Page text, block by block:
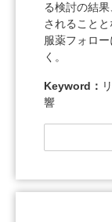
る検討の結
されること
服薬フォロ
く。
Keyword：
響